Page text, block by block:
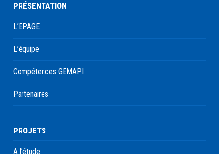
PRÉSENTATION
L’EPAGE
L’équipe
Compétences GEMAPI
Partenaires
PROJETS
A l’étude